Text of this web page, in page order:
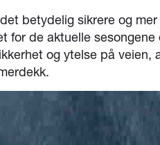
betydelig sikrere og
for de aktuelle
og ytelse på veien,